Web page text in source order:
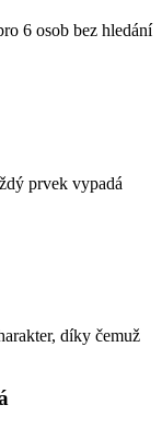
6 osob bez hledání
prvek vypadá
díky čemuž